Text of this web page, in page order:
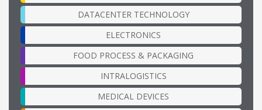
DATACENTER TECHNOLOGY
ELECTRONICS
FOOD PROCESS & PACKAGING
INTRALOGISTICS
MEDICAL DEVICES